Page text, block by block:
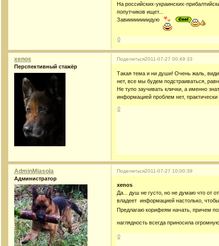
На российских-украинских-
попутчиков ищет...
Завиииииииидую
0
Поделиться2011-07-27 00:49:33
xenos
Перспективный стажёр
Такая тема и ни души! Очень жаль,
нет, все мы будем подстраиваться,
Не тупо заучивать клички, а именно
информацией проблем нет,
0
Поделиться2011-07-27 10:00:39
AdminMiasola
Администратор
xenos
Да... душ не густо, но не думаю что от
владеет информацией настолько,
Предлагаю корифеям начать, причем
наглядность всегда приносила
0